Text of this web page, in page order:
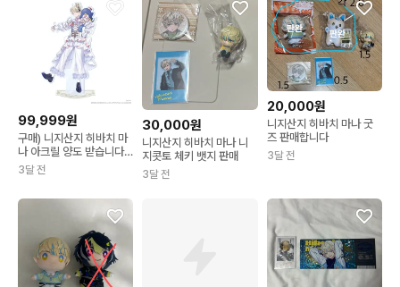
99,999원
구매) 니지산지 히바치 마
나 아크릴 양도 받습니다
매입합니다
3달 전
30,000원
니지산지 히바치 마나 니
지콧토 체키 뱃지 판매
3달 전
20,000원
니지산지 히바치 마나 굿
즈 판매합니다
3달 전